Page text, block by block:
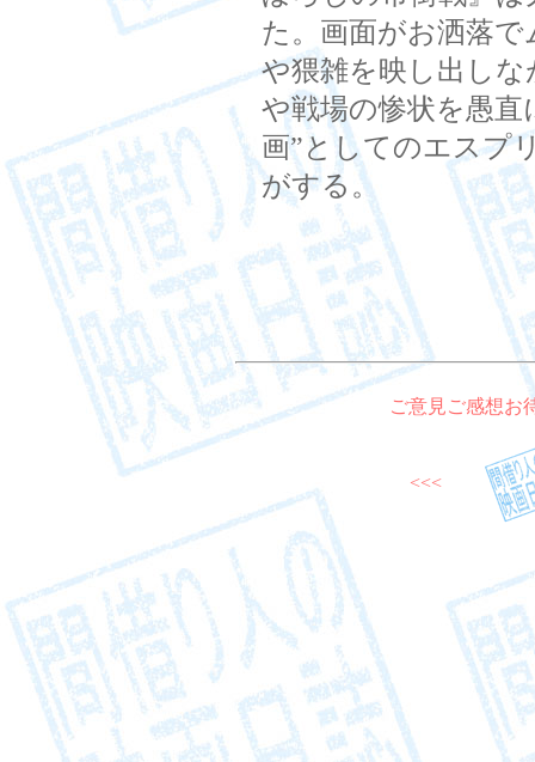
た。画面がお洒落
や猥雑を映し出し
や戦場の惨状を愚
画”としてのエスプ
がする。
ご意見ご感想お
<<<